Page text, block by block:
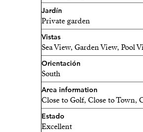
Jardín
Private garden
Vistas
Sea View, Garden View, Pool
Orientación
South
Area information
Close to Golf, Close to Town,
Estado
Excellent